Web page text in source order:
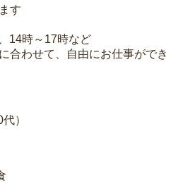
す
14時～17時など
合わせて、自由にお仕事ができ
）